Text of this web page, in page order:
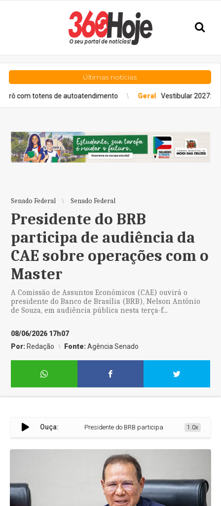
Últimas notícias
de autoatendimento Geral Vestibular 2027: Fuvest lança
Senado Federal Senado Federal
Presidente do BRB
participa de audiência da
CAE sobre operações com o
Master
A Comissão de Assuntos Econômicos (CAE) ouvirá o
presidente do Banco de Brasília (BRB), Nelson Antônio
de Souza, em audiência pública nesta terça-f...
08/06/2026 17h07
Por: Redação Fonte:Agência Senado
Ouça: Presidente do BRB participa de audiência da CAE
1.0x